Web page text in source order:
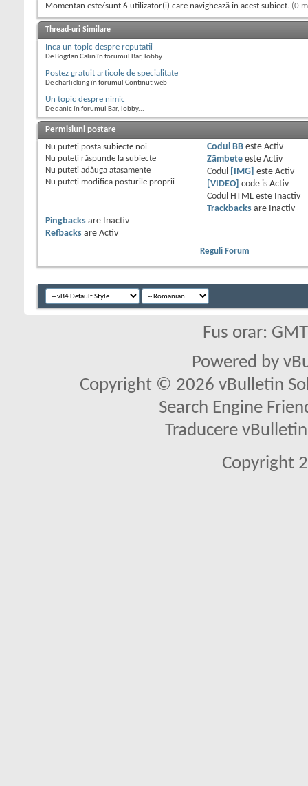
Momentan este/sunt 6 utilizator(i) care navighează în acest subiect. (0
Thread-uri Similare
Inca un topic despre reputatii
De Bogdan Calin în forumul Bar, lobby...
Postez gratuit articole de specialitate
De charlieking în forumul Continut web
Un topic despre nimic
De danic în forumul Bar, lobby...
Permisiuni postare
Nu puteţi posta subiecte noi.
Nu puteţi răspunde la subiecte
Nu puteţi adăuga ataşamente
Nu puteţi modifica posturile proprii
Codul BBeste Activ
Zâmbeteeste Activ
Codul
[IMG] este Activ
[VIDEO] code is Activ
Codul HTML este
Inactiv
Trackbacksare
Inactiv
Pingbacks are
Inactiv
Refbacks are Activ
Reguli Forum
Fus orar:
Powered by
Copyright © 2026 vBulletin
Search Engine
Traducere
Copyright